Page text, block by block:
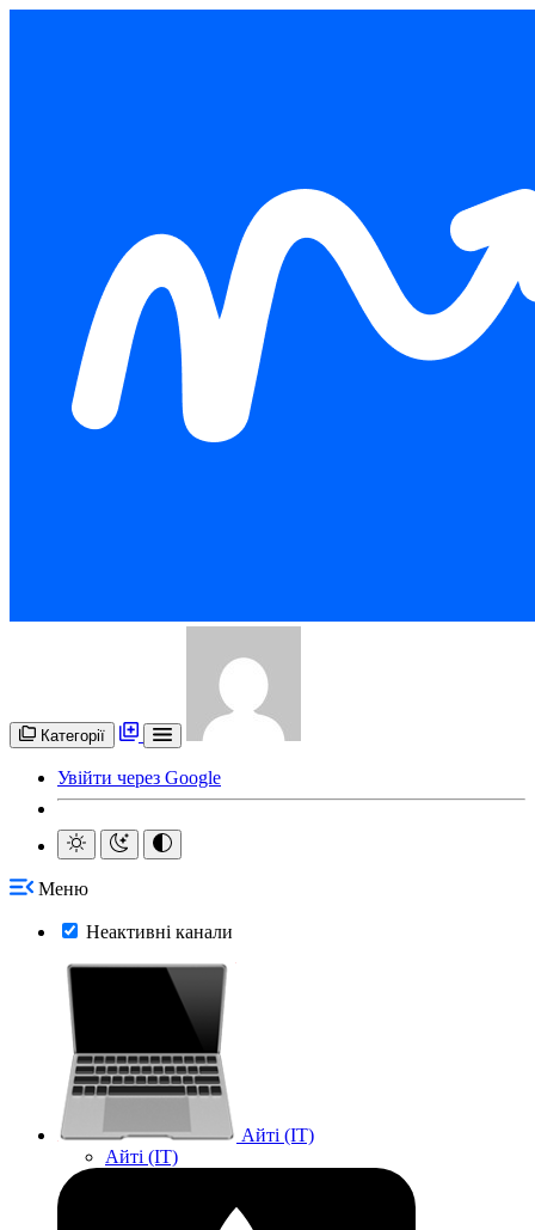
Категорії
Увійти через Google
Меню
Неактивні канали
Айті (IT)
Айті (IT)